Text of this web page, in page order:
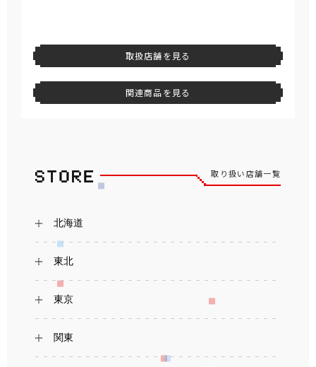
取扱店舗を見る
関連商品を見る
取り扱い店舗一覧
北海道
東北
東京
関東